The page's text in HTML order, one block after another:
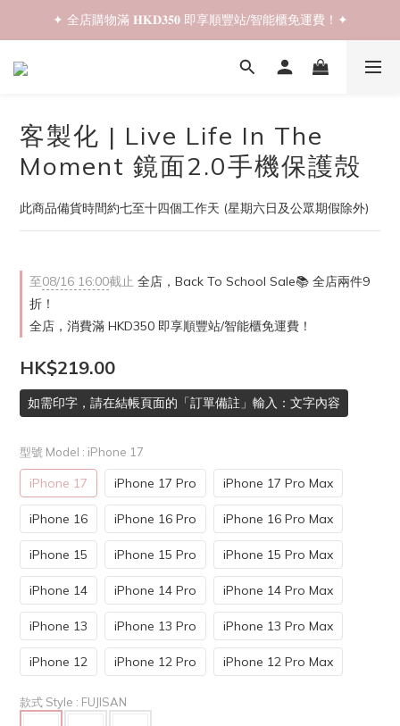
✦ 𝐁𝐚𝐜𝐤 𝐓𝐨 𝐒𝐜𝐡𝐨𝐨𝐥 𝐒𝐚𝐥𝐞📚 全店兩件𝟗折！✦
✦ 全店購物滿 𝐇𝐊𝐃𝟑𝟓𝟎 即享順豐站/智能櫃免運費！✦
✦ 𝐁𝐚𝐜𝐤 𝐓𝐨 𝐒𝐜𝐡𝐨𝐨𝐥 𝐒𝐚𝐥𝐞📚 全店兩件𝟗折！✦
客製化 | Live Life In The
Moment 鏡面2.0手機保護殻
此商品備貨時間約七至十四個工作天 (星期六日及公眾期假除外)
至08/16 16:00截止 全店，Back To School Sale📚 全店兩件9
折！
全店，消費滿 HKD350 即享順豐站/智能櫃免運費！
HK$219.00
如需印字，請在結帳頁面的「訂單備註」輸入：文字內容
型號 Model : iPhone 17
iPhone 17 iPhone 17 Pro iPhone 17 Pro Max
iPhone 16 iPhone 16 Pro iPhone 16 Pro Max
iPhone 15 iPhone 15 Pro iPhone 15 Pro Max
iPhone 14 iPhone 14 Pro iPhone 14 Pro Max
iPhone 13 iPhone 13 Pro iPhone 13 Pro Max
iPhone 12 iPhone 12 Pro iPhone 12 Pro Max
款式 Style : FUJISAN